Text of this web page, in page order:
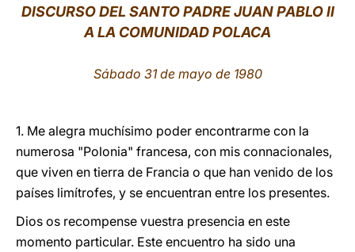
DISCURSO DEL SANTO PADRE JUAN PABLO II
A LA COMUNIDAD POLACA
Sábado 31 de mayo de 1980
1. Me alegra muchísimo poder encontrarme con la
numerosa "Polonia" francesa, con mis connacionales,
que viven en tierra de Francia o que han venido de los
países limítrofes, y se encuentran entre los presentes.
Dios os recompense vuestra presencia en este
momento particular. Este encuentro ha sido una